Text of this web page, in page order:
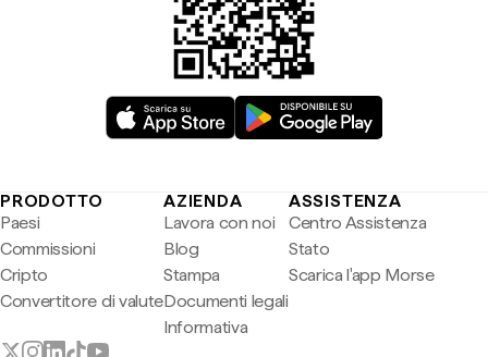
PRODOTTO
Paesi
Commissioni
Cripto
Convertitore di valute
AZIENDA
Lavora con noi
Blog
Stampa
Documenti legali
Informativa
ASSISTENZA
Centro Assistenza
Stato
Scarica l'app Morse